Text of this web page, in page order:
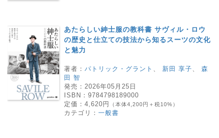
あたらしい紳士服の教科書 サヴィル・ロウ
の歴史と仕立ての技法から知るスーツの文化
と魅力
著者： パトリック・グラント 、 新田 享子、 森
田 智
発売： 2026年05月25日
ISBN： 9784798189000
定価： 4,620円 （本体4,200円＋税10%）
カテゴリ： 一般書